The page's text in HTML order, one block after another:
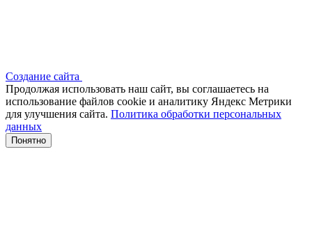
Создание сайта
Продолжая использовать наш сайт, вы соглашаетесь на
использование файлов сооkіе и аналитику Яндекс Метрики
для улучшения сайта. Политика обработки персональных
данных
Понятно